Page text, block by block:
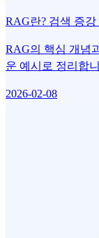
RAG란? 검색 증강
RAG의 핵심 개념
운 예시로 정리합
2026-02-08